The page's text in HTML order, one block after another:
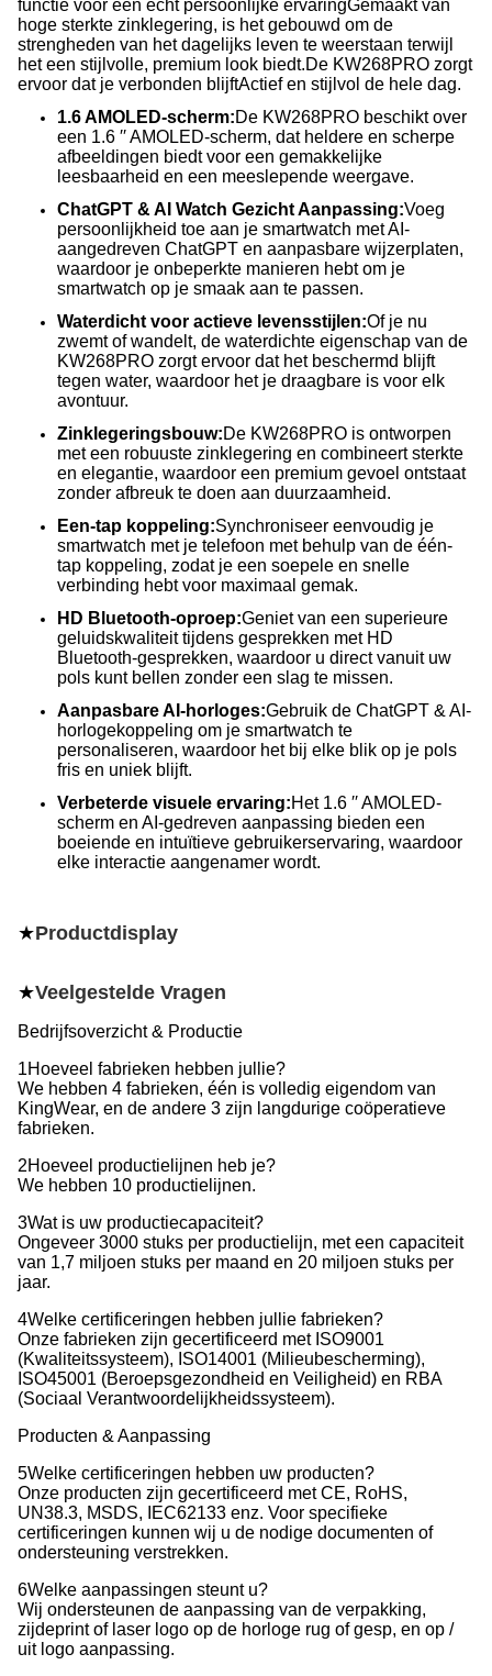
functie voor een echt persoonlijke ervaringGemaakt van
hoge sterkte zinklegering, is het gebouwd om de
strengheden van het dagelijks leven te weerstaan terwijl
het een stijlvolle, premium look biedt.De KW268PRO zorgt
ervoor dat je verbonden blijftActief en stijlvol de hele dag.
1.6 AMOLED-scherm:De KW268PRO beschikt over
een 1.6 ′′ AMOLED-scherm, dat heldere en scherpe
afbeeldingen biedt voor een gemakkelijke
leesbaarheid en een meeslepende weergave.
ChatGPT & AI Watch Gezicht Aanpassing:Voeg
persoonlijkheid toe aan je smartwatch met AI-
aangedreven ChatGPT en aanpasbare wijzerplaten,
waardoor je onbeperkte manieren hebt om je
smartwatch op je smaak aan te passen.
Waterdicht voor actieve levensstijlen:Of je nu
zwemt of wandelt, de waterdichte eigenschap van de
KW268PRO zorgt ervoor dat het beschermd blijft
tegen water, waardoor het je draagbare is voor elk
avontuur.
Zinklegeringsbouw:De KW268PRO is ontworpen
met een robuuste zinklegering en combineert sterkte
en elegantie, waardoor een premium gevoel ontstaat
zonder afbreuk te doen aan duurzaamheid.
Een-tap koppeling:Synchroniseer eenvoudig je
smartwatch met je telefoon met behulp van de één-
tap koppeling, zodat je een soepele en snelle
verbinding hebt voor maximaal gemak.
HD Bluetooth-oproep:Geniet van een superieure
geluidskwaliteit tijdens gesprekken met HD
Bluetooth-gesprekken, waardoor u direct vanuit uw
pols kunt bellen zonder een slag te missen.
Aanpasbare AI-horloges:Gebruik de ChatGPT & AI-
horlogekoppeling om je smartwatch te
personaliseren, waardoor het bij elke blik op je pols
fris en uniek blijft.
Verbeterde visuele ervaring:Het 1.6 ′′ AMOLED-
scherm en AI-gedreven aanpassing bieden een
boeiende en intuïtieve gebruikerservaring, waardoor
elke interactie aangenamer wordt.
★Productdisplay
★Veelgestelde Vragen
Bedrijfsoverzicht & Productie
1Hoeveel fabrieken hebben jullie?
We hebben 4 fabrieken, één is volledig eigendom van
KingWear, en de andere 3 zijn langdurige coöperatieve
fabrieken.
2Hoeveel productielijnen heb je?
We hebben 10 productielijnen.
3Wat is uw productiecapaciteit?
Ongeveer 3000 stuks per productielijn, met een capaciteit
van 1,7 miljoen stuks per maand en 20 miljoen stuks per
jaar.
4Welke certificeringen hebben jullie fabrieken?
Onze fabrieken zijn gecertificeerd met ISO9001
(Kwaliteitssysteem), ISO14001 (Milieubescherming),
ISO45001 (Beroepsgezondheid en Veiligheid) en RBA
(Sociaal Verantwoordelijkheidssysteem).
Producten & Aanpassing
5Welke certificeringen hebben uw producten?
Onze producten zijn gecertificeerd met CE, RoHS,
UN38.3, MSDS, IEC62133 enz. Voor specifieke
certificeringen kunnen wij u de nodige documenten of
ondersteuning verstrekken.
6Welke aanpassingen steunt u?
Wij ondersteunen de aanpassing van de verpakking,
zijdeprint of laser logo op de horloge rug of gesp, en op /
uit logo aanpassing.